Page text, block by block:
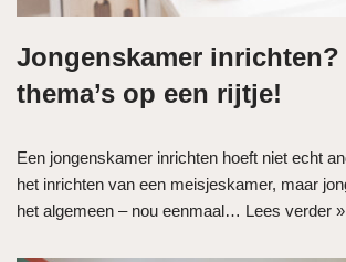
Jongenskamer inrichten?
thema’s op een rijtje!
Een jongenskamer inrichten hoeft niet echt
het inrichten van een meisjeskamer, maar
het algemeen – nou eenmaal… Lees verder »